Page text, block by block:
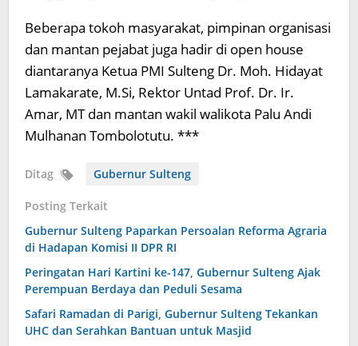
Beberapa tokoh masyarakat, pimpinan organisasi
dan mantan pejabat juga hadir di open house
diantaranya Ketua PMI Sulteng Dr. Moh. Hidayat
Lamakarate, M.Si, Rektor Untad Prof. Dr. Ir.
Amar, MT dan mantan wakil walikota Palu Andi
Mulhanan Tombolotutu. ***
Ditag Gubernur Sulteng
Posting Terkait
Gubernur Sulteng Paparkan Persoalan Reforma Agraria
di Hadapan Komisi II DPR RI
Peringatan Hari Kartini ke-147, Gubernur Sulteng Ajak
Perempuan Berdaya dan Peduli Sesama
Safari Ramadan di Parigi, Gubernur Sulteng Tekankan
UHC dan Serahkan Bantuan untuk Masjid